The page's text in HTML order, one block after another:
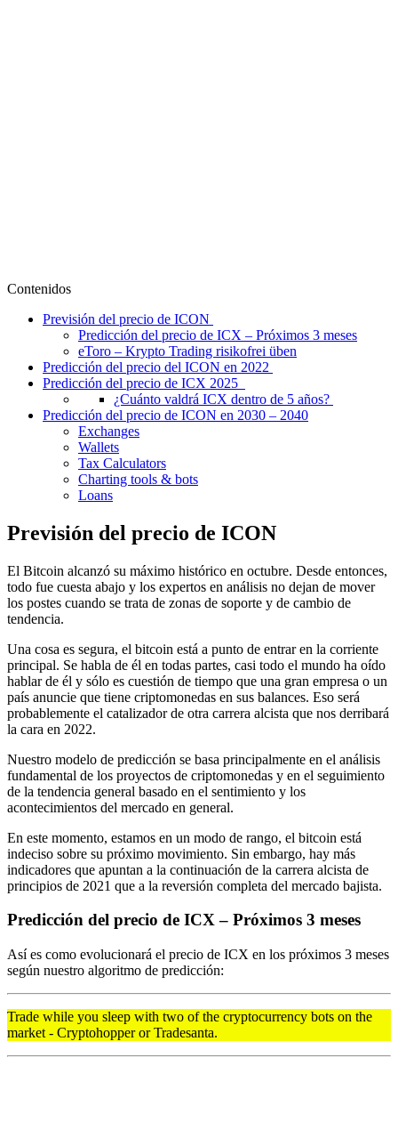
Contenidos
Previsión del precio de ICON
Predicción del precio de ICX – Próximos 3 meses
eToro – Krypto Trading risikofrei üben
Predicción del precio del ICON en 2022
Predicción del precio de ICX 2025
¿Cuánto valdrá ICX dentro de 5 años?
Predicción del precio de ICON en 2030 – 2040
Exchanges
Wallets
Tax Calculators
Charting tools & bots
Loans
Previsión del precio de ICON
El Bitcoin alcanzó su máximo histórico en octubre. Desde entonces,
todo fue cuesta abajo y los expertos en análisis no dejan de mover
los postes cuando se trata de zonas de soporte y de cambio de
tendencia.
Una cosa es segura, el bitcoin está a punto de entrar en la corriente
principal. Se habla de él en todas partes, casi todo el mundo ha oído
hablar de él y sólo es cuestión de tiempo que una gran empresa o un
país anuncie que tiene criptomonedas en sus balances. Eso será
probablemente el catalizador de otra carrera alcista que nos derribará
la cara en 2022.
Nuestro modelo de predicción se basa principalmente en el análisis
fundamental de los proyectos de criptomonedas y en el seguimiento
de la tendencia general basado en el sentimiento y los
acontecimientos del mercado en general.
En este momento, estamos en un modo de rango, el bitcoin está
indeciso sobre su próximo movimiento. Sin embargo, hay más
indicadores que apuntan a la continuación de la carrera alcista de
principios de 2021 que a la reversión completa del mercado bajista.
Predicción del precio de ICX – Próximos 3 meses
Así es como evolucionará el precio de ICX en los próximos 3 meses
según nuestro algoritmo de predicción:
Trade while you sleep with two of the cryptocurrency bots on the
market - Cryptohopper or Tradesanta.